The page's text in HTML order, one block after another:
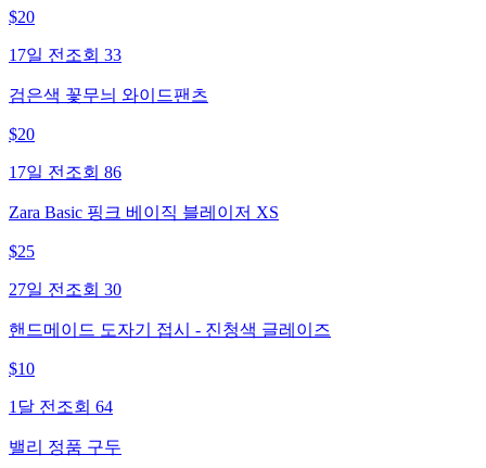
$20
17일 전 조회 33
검은색 꽃무늬 와이드팬츠
$20
17일 전 조회 86
Zara Basic 핑크 베이직 블레이저 XS
$25
27일 전 조회 30
핸드메이드 도자기 접시 - 진청색 글레이즈
$10
1달 전 조회 64
밸리 정품 구두